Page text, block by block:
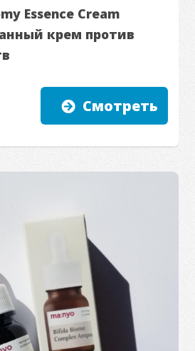
Essence Cream
крем против
Смотреть